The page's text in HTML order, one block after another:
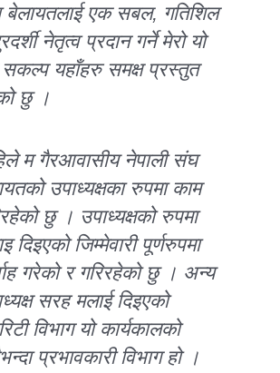
एक सबल, गतिशिल
नेतृत्व प्रदान गर्ने मेरो यो
यहाँहरु समक्ष प्रस्तुत
छु ।
म गैरआवासीय नेपाली संघ
उपाध्यक्षका रुपमा काम
छु । उपाध्यक्षको रुपमा
दिइएको जिम्मेवारी पूर्णरुपमा
गरेको र गरिरहेको छु । अन्य
सरह मलाई दिइएको
विभाग यो कार्यकालको
प्रभावकारी विभाग हो ।